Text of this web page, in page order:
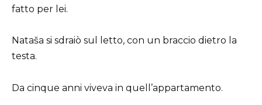
fatto per lei.
Nataša si sdraiò sul letto, con un braccio dietro la
testa.
Da cinque anni viveva in quell’appartamento.